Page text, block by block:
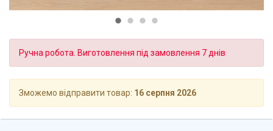
Ручна робота. Виготовлення під замовлення 7 днів
Зможемо відправити товар: 16 серпня 2026